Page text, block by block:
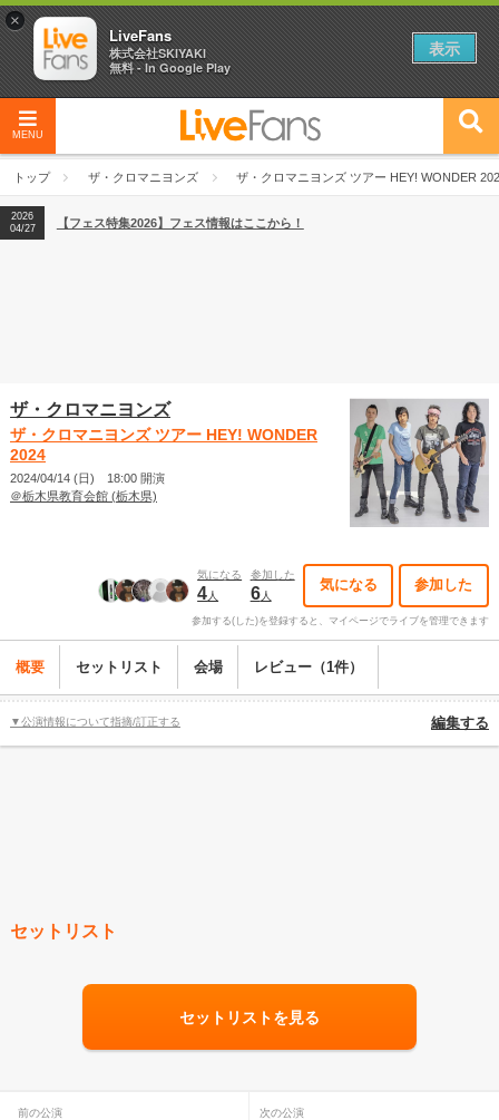
MENU
トップ ザ・クロマニヨンズ ザ・クロマニヨンズ ツアー HEY! WONDER
2026
04/27
2026
【ライブ動員ランキング】2026年上半期編発表！
2026
04/27
【フェス特集2026】フェス情報はここから！
ザ・クロマニヨンズ
ザ・クロマニヨンズ ツアー HEY! WONDER
2024
2024/04/14 (日) 18:00 開演
＠栃木県教育会館 (栃木県)
気になる
4人
参加した
6人
気になる 参加した
参加する(した)を登録すると、マイページでライブを管理できます
概要 セットリスト 会場 レビュー（1件）
▼公演情報について指摘/訂正する 編集する
セットリスト
セットリストを見る
前の公演 次の公演
×
LiveFans
株式会社SKIYAKI
無料 - In Google Play
表示